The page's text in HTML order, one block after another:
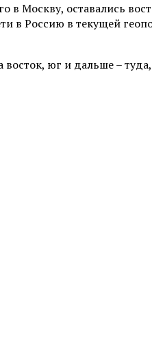
в Москву, оставались
в Россию в текущей
восток, юг и дальше –